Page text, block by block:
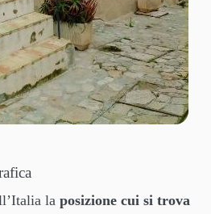
la posizione cui si trova